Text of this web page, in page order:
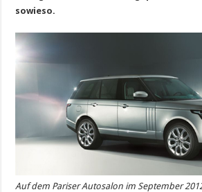
sowieso.
Auf dem Pariser Autosalon im September